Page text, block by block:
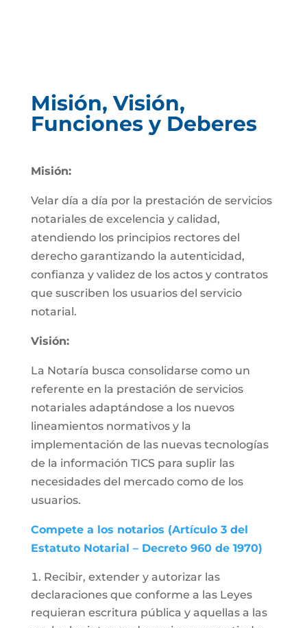
Misión, Visión,
Funciones y Deberes
Misión:
Velar día a día por la prestación de servicios
notariales de excelencia y calidad,
atendiendo los principios rectores del
derecho garantizando la autenticidad,
confianza y validez de los actos y contratos
que suscriben los usuarios del servicio
notarial.
Visión:
La Notaría busca consolidarse como un
referente en la prestación de servicios
notariales adaptándose a los nuevos
lineamientos normativos y la
implementación de las nuevas tecnologías
de la información TICS para suplir las
necesidades del mercado como de los
usuarios.
Compete a los notarios (Artículo 3 del
Estatuto Notarial – Decreto 960 de 1970)
Recibir, extender y autorizar las
declaraciones que conforme a las Leyes
requieran escritura pública y aquellas a las